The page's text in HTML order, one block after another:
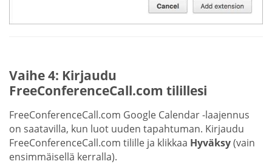
Vaihe 4: Kirjaudu
FreeConferenceCall.com tilillesi
FreeConferenceCall.com Google Calendar -laajennus
on saatavilla, kun luot uuden tapahtuman. Kirjaudu
FreeConferenceCall.com tilille ja klikkaa Hyväksy(vain
ensimmäisellä kerralla).